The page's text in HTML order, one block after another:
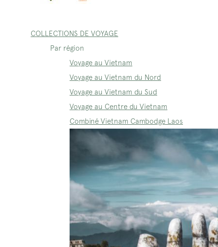
COLLECTIONS DE VOYAGE
Par région
Voyage au Vietnam
Voyage au Vietnam du Nord
Voyage au Vietnam du Sud
Voyage au Centre du Vietnam
Combiné Vietnam Cambodge Laos